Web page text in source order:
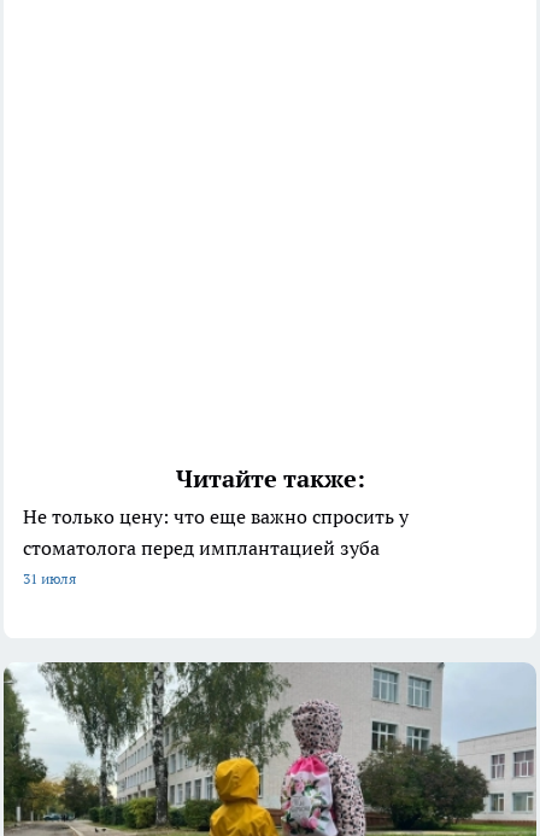
Читайте также:
Не только цену: что еще важно спросить у
стоматолога перед имплантацией зуба
31 июля